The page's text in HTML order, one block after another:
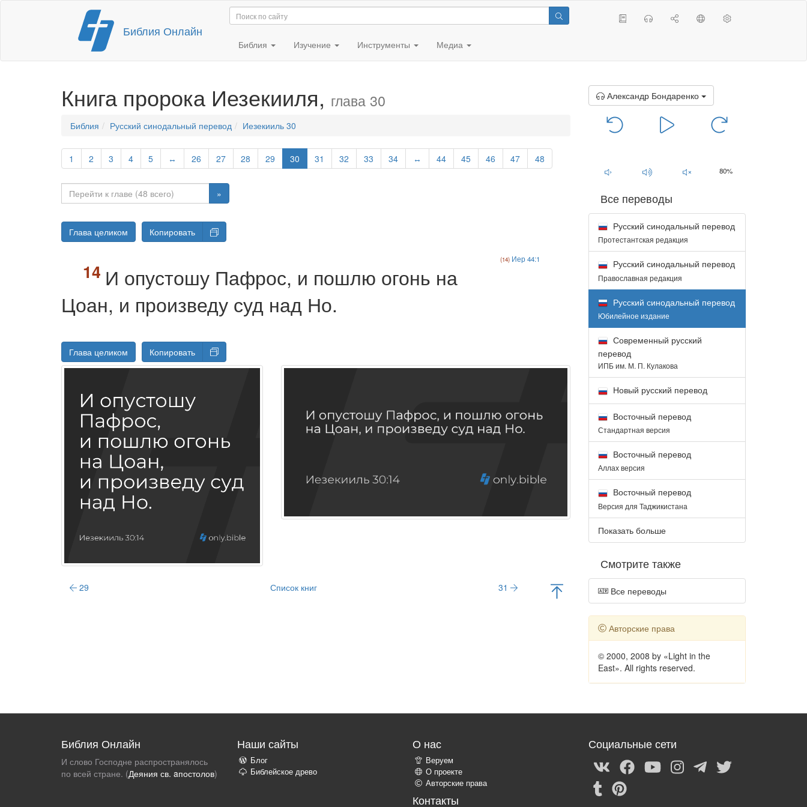
Перейти
содержимому
Библия Онлайн
Библия Изучение Инструменты Медиа
Книга пророка Иезекииля, глава 30
Библия Русский синодальный перевод Иезекииль 30
1 2 3 4 5 ↔ 26 27 28 29 30 31 32 33 34 ↔ 44 45 46 47 48
»
Глава целиком Копировать
И опустошу Пафрос, и пошлю огонь на
Цоан, и произведу суд над Но.
Иер 44:1
Глава целиком Копировать
29 Список книг 31
Александр Бондаренко
80%
Все переводы
Русский синодальный перевод
Протестантская редакция
Русский синодальный перевод
Православная редакция
Русский синодальный перевод
Юбилейное издание
Современный русский
перевод
ИПБ им. М. П. Кулакова
Новый русский перевод
Восточный перевод
Стандартная версия
Восточный перевод
Аллах версия
Восточный перевод
Версия для Таджикистана
Показать больше
Смотрите также
Все переводы
Авторские права
© 2000, 2008 by «Light in the
East». All rights reserved.
Библия Онлайн
И слово Господне распространялось
по всей стране. (Деяния св. aпостолов)
Наши сайты
Блог
Библейское древо
О нас
Веруем
О проекте
Авторские права
Контакты
Социальные сети